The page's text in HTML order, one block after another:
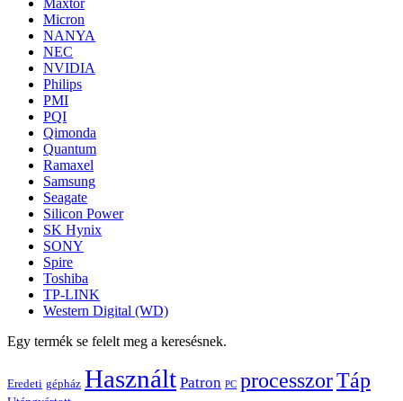
Micron
NANYA
NEC
NVIDIA
Philips
PMI
PQI
Qimonda
Quantum
Ramaxel
Samsung
Seagate
Silicon Power
SK Hynix
SONY
Spire
Toshiba
TP-LINK
Western Digital (WD)
Egy termék se felelt meg a keresésnek.
Eredeti gépház Használt Patron PC processzorTáp